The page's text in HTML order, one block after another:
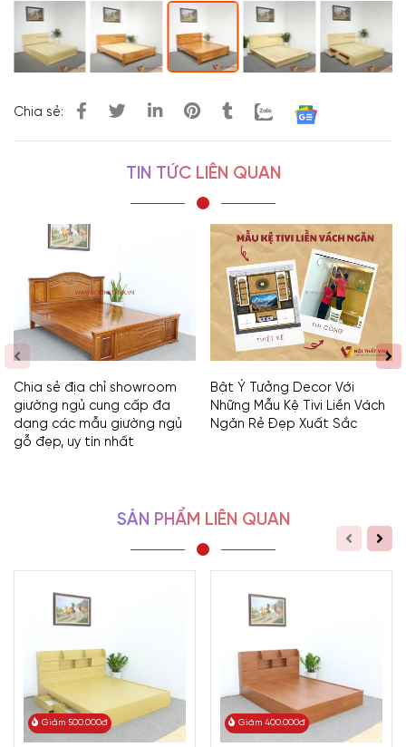
Chia sẻ:
TIN TỨC LIÊN QUAN
Chia sẻ địa chỉ showroom
giường ngủ cung cấp đa
dạng các mẫu giường ngủ
gỗ đẹp, uy tín nhất
Bật Ý Tưởng Decor Với
Những Mẫu Kệ Tivi Liền Vách
Ngăn Rẻ Đẹp Xuất Sắc
SẢN PHẨM LIÊN QUAN
Giảm 500.000đ Giảm 400.000đ